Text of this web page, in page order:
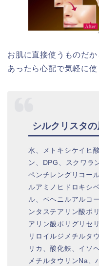
お肌に直接使うものだ
あったら心配で気軽に
シルクリスタ
水、メトキシケイヒ
ン、DPG、スクワラ
ペンチレングリコー
ルアミノヒドロキシ
ル、ペヘニルアルコ
ンタステアリン酸ポ
アリン酸ポリグリセ
リロイルジメチルタ
リカ、酸化鉄、イソ
メチルタウリンNa、